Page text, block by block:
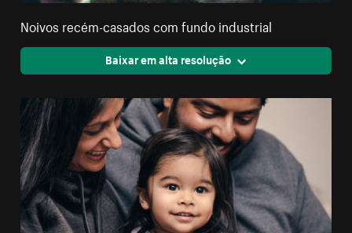
Noivos recém-casados com fundo industrial
Baixar em alta resolução